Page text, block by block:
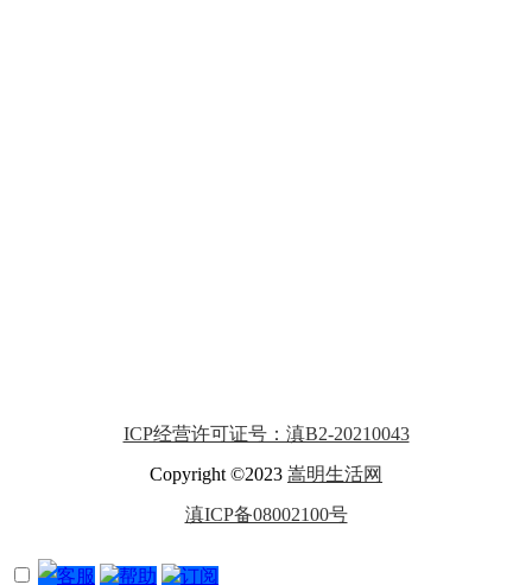
ICP经营许可证号：滇B2-20210043
Copyright ©2023 嵩明生活网
滇ICP备08002100号
客服 帮助 订阅